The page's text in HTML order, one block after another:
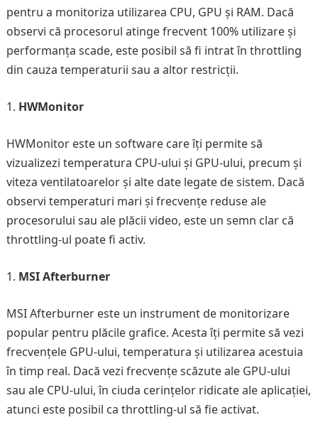
pentru a monitoriza utilizarea CPU, GPU și RAM. Dacă
observi că procesorul atinge frecvent 100% utilizare și
performanța scade, este posibil să fi intrat în throttling
din cauza temperaturii sau a altor restricții.
HWMonitor
HWMonitor este un software care îți permite să
vizualizezi temperatura CPU-ului și GPU-ului, precum și
viteza ventilatoarelor și alte date legate de sistem. Dacă
observi temperaturi mari și frecvențe reduse ale
procesorului sau ale plăcii video, este un semn clar că
throttling-ul poate fi activ.
MSI Afterburner
MSI Afterburner este un instrument de monitorizare
popular pentru plăcile grafice. Acesta îți permite să vezi
frecvențele GPU-ului, temperatura și utilizarea acestuia
în timp real. Dacă vezi frecvențe scăzute ale GPU-ului
sau ale CPU-ului, în ciuda cerințelor ridicate ale aplicației,
atunci este posibil ca throttling-ul să fie activat.